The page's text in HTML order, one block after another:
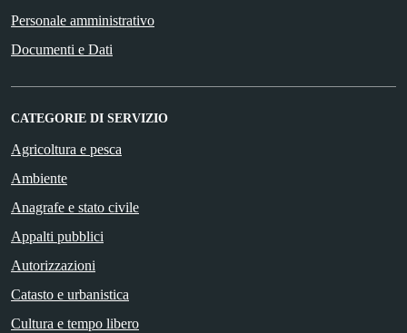
Personale amministrativo
Documenti e Dati
CATEGORIE DI SERVIZIO
Agricoltura e pesca
Ambiente
Anagrafe e stato civile
Appalti pubblici
Autorizzazioni
Catasto e urbanistica
Cultura e tempo libero